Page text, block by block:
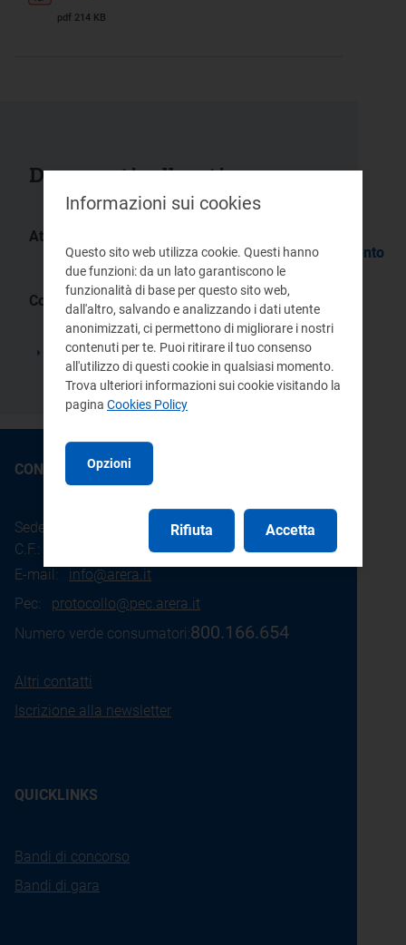
pdf 214 KB
Documenti collegati
Atti:
Delibera/Provvedimento
4/04
Delibera/Provvedimento
31/03
Comunicati stampa:
Diffusi i documenti per la terza
consultazione su tariffe e qualità del
servizio elettrico per il quadriennio
2004-2007
CONTATTI
Sede legale: Piazza Cavour 5 - 20121 - Milano
C.F.: 97190020152
E-mail: info@arera.it
Pec: protocollo@pec.arera.it
Numero verde consumatori:800.166.654
Altri contatti
Iscrizione alla newsletter
QUICKLINKS
Bandi di concorso
Bandi di gara
Informazioni sui cookies
Questo sito web utilizza cookie. Questi hanno
due funzioni: da un lato garantiscono le
funzionalità di base per questo sito web,
dall'altro, salvando e analizzando i dati utente
anonimizzati, ci permettono di migliorare i nostri
contenuti per te. Puoi ritirare il tuo consenso
all'utilizzo di questi cookie in qualsiasi momento.
Trova ulteriori informazioni sui cookie visitando la
pagina Cookies Policy
Opzioni
Rifiuta Accetta